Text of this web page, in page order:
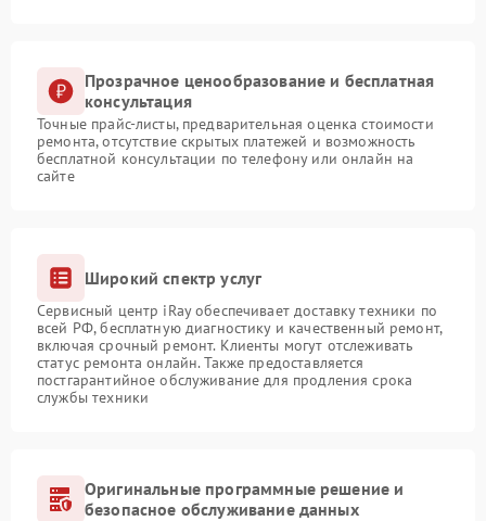
Прозрачное ценообразование и бесплатная
консультация
Точные прайс-листы, предварительная оценка стоимости
ремонта, отсутствие скрытых платежей и возможность
бесплатной консультации по телефону или онлайн на
сайте
Широкий спектр услуг
Сервисный центр iRay обеспечивает доставку техники по
всей РФ, бесплатную диагностику и качественный ремонт,
включая срочный ремонт. Клиенты могут отслеживать
статус ремонта онлайн. Также предоставляется
постгарантийное обслуживание для продления срока
службы техники
Оригинальные программные решение и
безопасное обслуживание данных